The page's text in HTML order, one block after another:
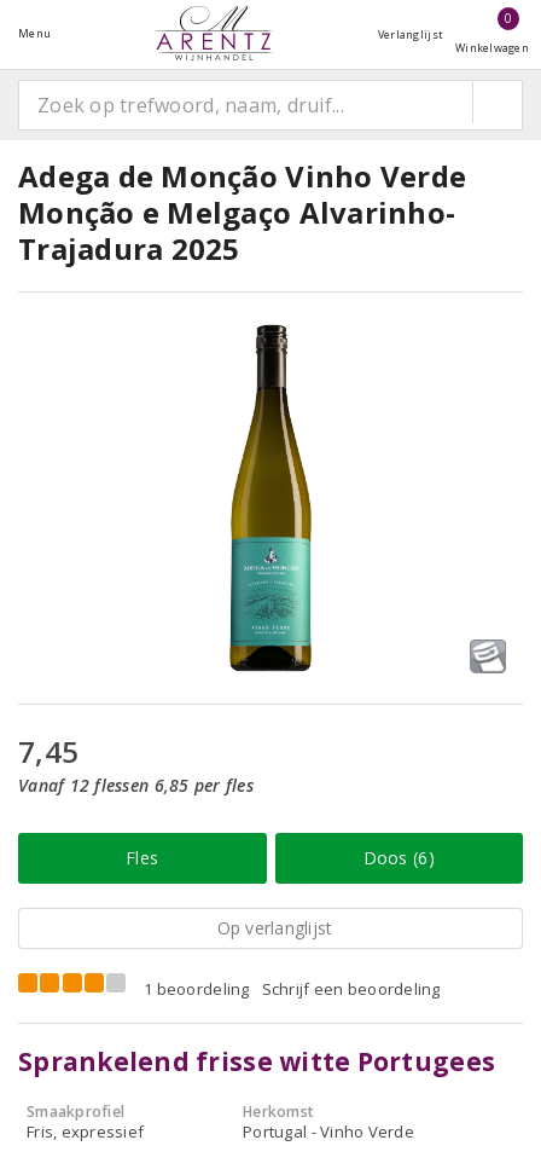
Menu Verlanglijst
0
Winkelwagen
Adega de Monção Vinho Verde
Monção e Melgaço Alvarinho-
Trajadura 2025
7,45
Vanaf 12 flessen 6,85 per fles
Fles Doos (6)
Op verlanglijst
1 beoordeling Schrijf een beoordeling
Sprankelend frisse witte Portugees
Smaakprofiel
Fris, expressief
Herkomst
Portugal - Vinho Verde